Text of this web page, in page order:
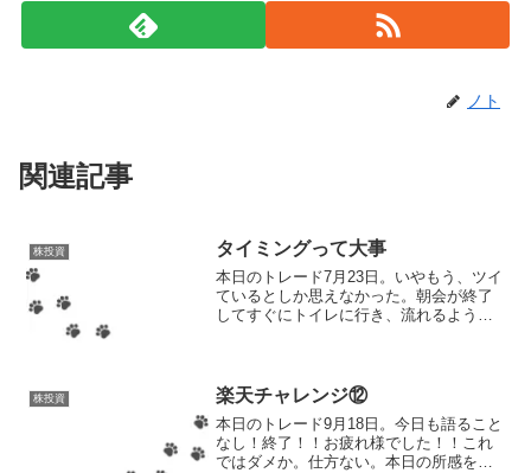
ノト
関連記事
株投資 タイミングって大事
本日のトレード7月23日。いやもう、ツイ
ているとしか思えなかった。朝会が終了
してすぐにトイレに行き、流れるような
終わりなのでノ...
株投資 楽天チャレンジ⑫
本日のトレード9月18日。今日も語ること
なし！終了！！お疲れ様でした！！これ
ではダメか。仕方ない。本日の所感を書